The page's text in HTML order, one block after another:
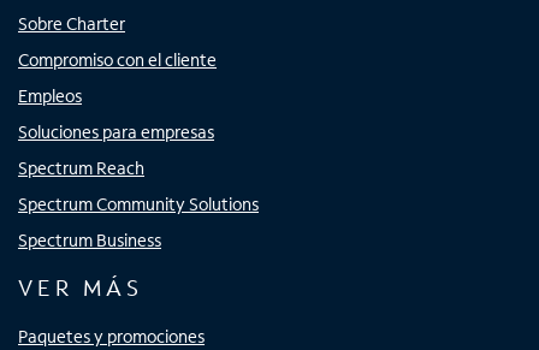
Sobre Charter
Compromiso con el cliente
Empleos
Soluciones para empresas
Spectrum Reach
Spectrum Community Solutions
Spectrum Business
VER MÁS
Paquetes y promociones